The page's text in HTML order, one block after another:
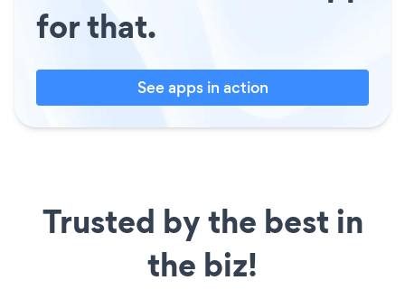
for that.
See apps in action
Trusted by the best in
the biz!